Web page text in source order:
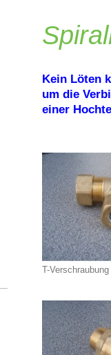
Kein Löten
um die
einer
T-